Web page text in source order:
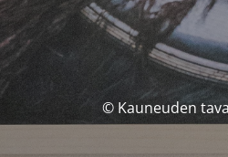
© Kauneuden